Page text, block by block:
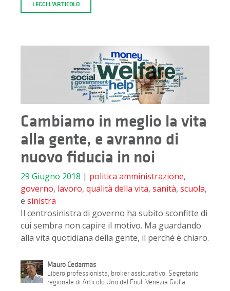
LEGGI L'ARTICOLO
Cambiamo in meglio la vita
alla gente, e avranno di
nuovo fiducia in noi
29 Giugno 2018 | politica amministrazione,
governo, lavoro, qualità della vita, sanità, scuola,
e sinistra
Il centrosinistra di governo ha subito sconfitte di
cui sembra non capire il motivo. Ma guardando
alla vita quotidiana della gente, il perché è chiaro.
Mauro Cedarmas
Libero professionista, broker assicurativo. Segretario
regionale di Articolo Uno del Friuli Venezia Giulia